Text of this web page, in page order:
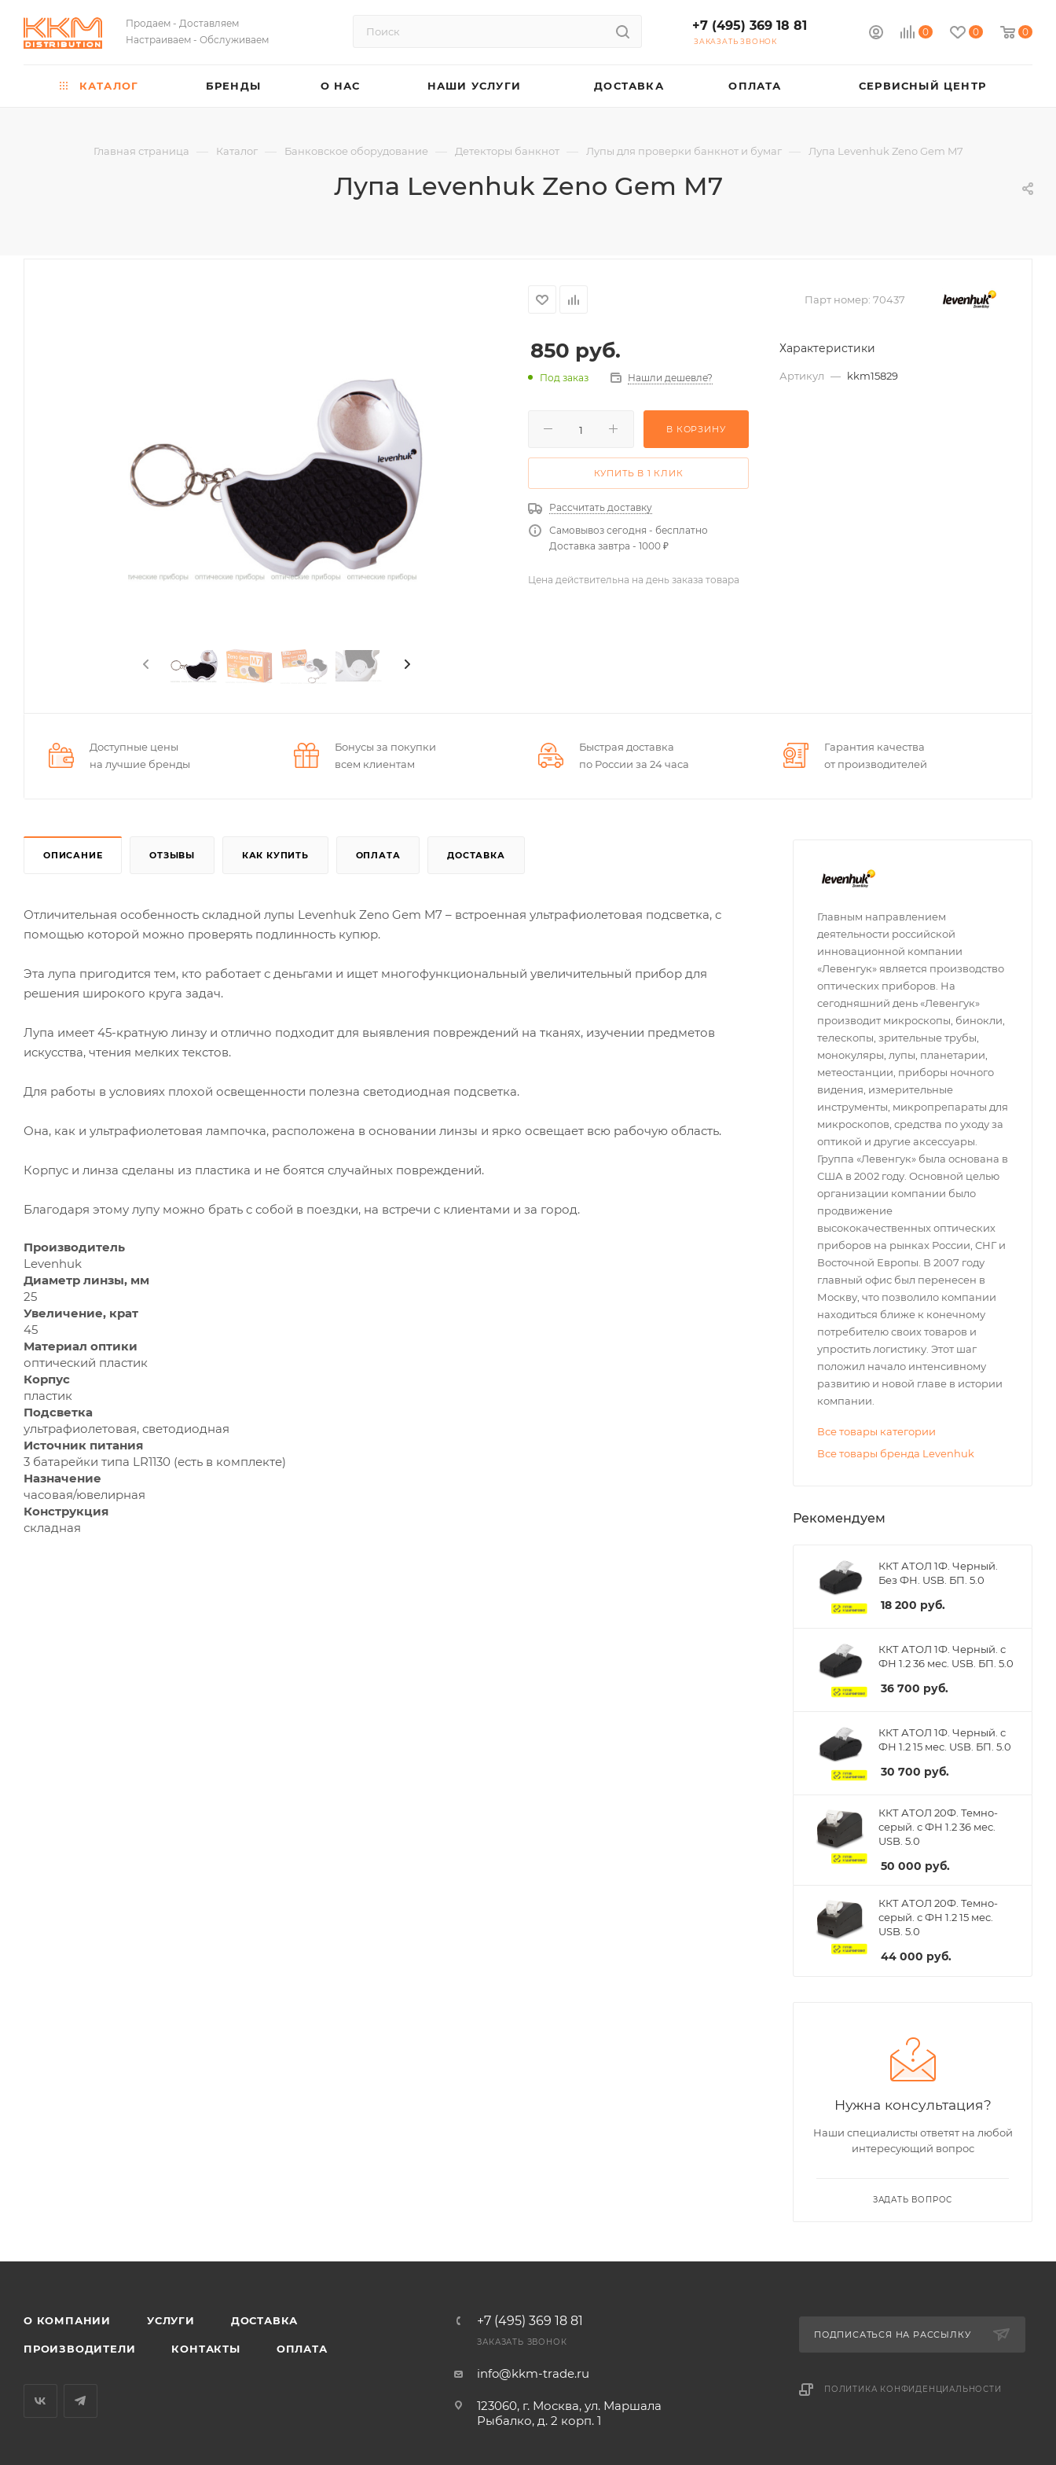
Продаем - Доставляем
Настраиваем - Обслуживаем
0 0 0
+7 (495) 369 18 81
ЗАКАЗАТЬ ЗВОНОК
КАТАЛОГ БРЕНДЫ О НАС НАШИ УСЛУГИ ДОСТАВКА ОПЛАТА СЕРВИСНЫЙ ЦЕНТР
Главная страница — Каталог — Банковское оборудование — Детекторы банкнот — Лупы для проверки банкнот и бумаг — Лупа Levenhuk Zeno Gem M7
Лупа Levenhuk Zeno Gem M7
Парт номер: 70437
850 руб.
Под заказ Нашли дешевле?
В КОРЗИНУ
КУПИТЬ В 1 КЛИК
Рассчитать доставку
Самовывоз сегодня - бесплатно
Доставка завтра - 1000 ₽
Характеристики
Артикул — kkm15829
Цена действительна на день заказа товара
Доступные цены
на лучшие бренды
Бонусы за покупки
всем клиентам
Быстрая доставка
по России за 24 часа
Гарантия качества
от производителей
ОПИСАНИЕ ОТЗЫВЫ КАК КУПИТЬ ОПЛАТА ДОСТАВКА
Отличительная особенность складной лупы Levenhuk Zeno Gem M7 – встроенная ультрафиолетовая подсветка, с
помощью которой можно проверять подлинность купюр.
Эта лупа пригодится тем, кто работает с деньгами и ищет многофункциональный увеличительный прибор для
решения широкого круга задач.
Лупа имеет 45-кратную линзу и отлично подходит для выявления повреждений на тканях, изучении предметов
искусства, чтения мелких текстов.
Для работы в условиях плохой освещенности полезна светодиодная подсветка.
Она, как и ультрафиолетовая лампочка, расположена в основании линзы и ярко освещает всю рабочую область.
Корпус и линза сделаны из пластика и не боятся случайных повреждений.
Благодаря этому лупу можно брать с собой в поездки, на встречи с клиентами и за город.
Производитель
Levenhuk
Диаметр линзы, мм
25
Увеличение, крат
45
Материал оптики
оптический пластик
Корпус
пластик
Подсветка
ультрафиолетовая, светодиодная
Источник питания
3 батарейки типа LR1130 (есть в комплекте)
Назначение
часовая/ювелирная
Конструкция
складная
Главным направлением
деятельности российской
инновационной компании
«Левенгук» является производство
оптических приборов. На
сегодняшний день «Левенгук»
производит микроскопы, бинокли,
телескопы, зрительные трубы,
монокуляры, лупы, планетарии,
метеостанции, приборы ночного
видения, измерительные
инструменты, микропрепараты для
микроскопов, средства по уходу за
оптикой и другие аксессуары.
Группа «Левенгук» была основана в
США в 2002 году. Основной целью
организации компании было
продвижение
высококачественных оптических
приборов на рынках России, СНГ и
Восточной Европы. В 2007 году
главный офис был перенесен в
Москву, что позволило компании
находиться ближе к конечному
потребителю своих товаров и
упростить логистику. Этот шаг
положил начало интенсивному
развитию и новой главе в истории
компании.
Все товары категории
Все товары бренда Levenhuk
Рекомендуем
ККТ АТОЛ 1Ф. Черный.
Без ФН. USB. БП. 5.0
18 200 руб.
ККТ АТОЛ 1Ф. Черный. с
ФН 1.2 36 мес. USB. БП. 5.0
36 700 руб.
ККТ АТОЛ 1Ф. Черный. с
ФН 1.2 15 мес. USB. БП. 5.0
30 700 руб.
ККТ АТОЛ 20Ф. Темно-
серый. с ФН 1.2 36 мес.
USB. 5.0
50 000 руб.
ККТ АТОЛ 20Ф. Темно-
серый. с ФН 1.2 15 мес.
USB. 5.0
44 000 руб.
Нужна консультация?
Наши специалисты ответят на любой
интересующий вопрос
ЗАДАТЬ ВОПРОС
О КОМПАНИИ УСЛУГИ ДОСТАВКА
ПРОИЗВОДИТЕЛИ КОНТАКТЫ ОПЛАТА
+7 (495) 369 18 81
ЗАКАЗАТЬ ЗВОНОК
info@kkm-trade.ru
123060, г. Москва, ул. Маршала
Рыбалко, д. 2 корп. 1
ПОДПИСАТЬСЯ НА РАССЫЛКУ
ПОЛИТИКА КОНФИДЕНЦИАЛЬНОСТИ